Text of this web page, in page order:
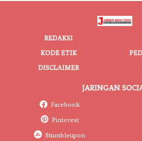
REDAKSI
KODE ETIK
DISCLAIMER
JARINGAN
Facebook
Pinterest
Stumbleupon